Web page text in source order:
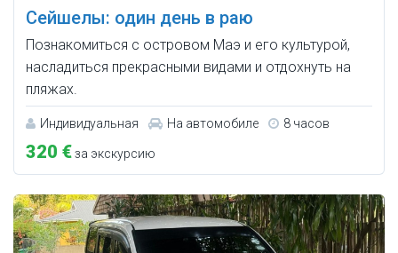
Сейшелы: один день в раю
Познакомиться с островом Маэ и его культурой,
насладиться прекрасными видами и отдохнуть на
пляжах.
Индивидуальная На автомобиле 8 часов
320 €за экскурсию